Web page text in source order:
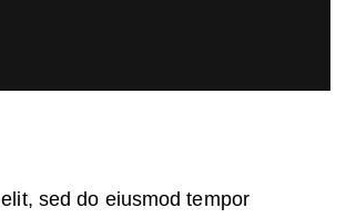
sed do eiusmod tempor